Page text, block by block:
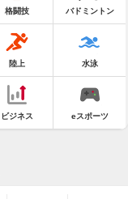
格闘技 バドミントン
陸上 水泳
ビジネス eスポーツ